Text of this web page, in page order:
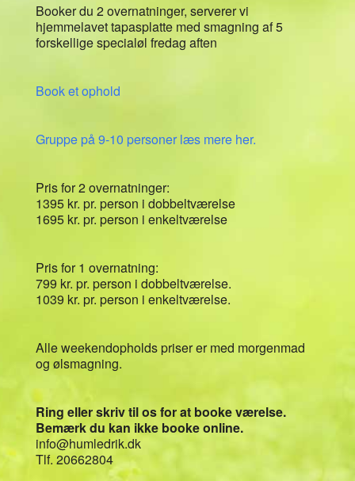
Booker du 2 overnatninger, serverer vi
hjemmelavet tapasplatte med smagning af 5
forskellige specialøl fredag aften
Book et ophold
Gruppe på 9-10 personer læs mere her.
Pris for 2 overnatninger:
1395 kr. pr. person i dobbeltværelse
1695 kr. pr. person i enkeltværelse
Pris for 1 overnatning:
799 kr. pr. person i dobbeltværelse.
1039 kr. pr. person i enkeltværelse.
Alle weekendopholds priser er med morgenmad
og ølsmagning.
Ring eller skriv til os for at booke værelse.
Bemærk du kan ikke booke online.
info@humledrik.dk
Tlf. 20662804